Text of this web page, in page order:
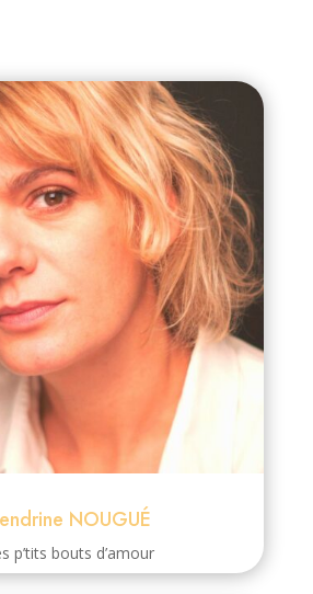
NOUGUÉ
p’tits bouts d’amour